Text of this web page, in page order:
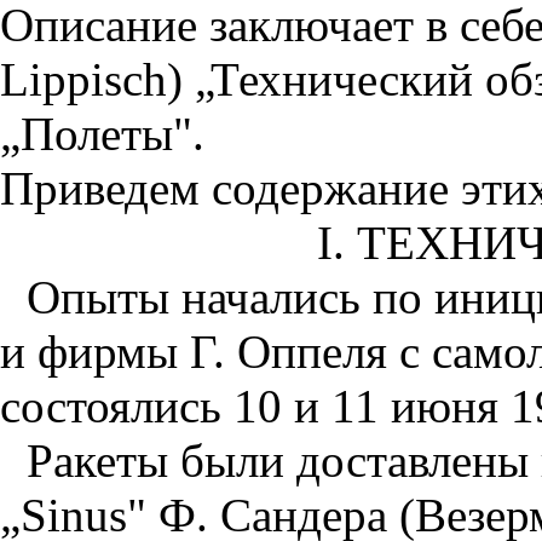
Описание заключает в
Lippisch) „Технический
„Полеты".
Приведем содержание
I.
Опыты начались по
и фирмы Г. Оппеля с
состоялись 10 и 11 июня
Ракеты были
„Sinus" Ф. Сандера